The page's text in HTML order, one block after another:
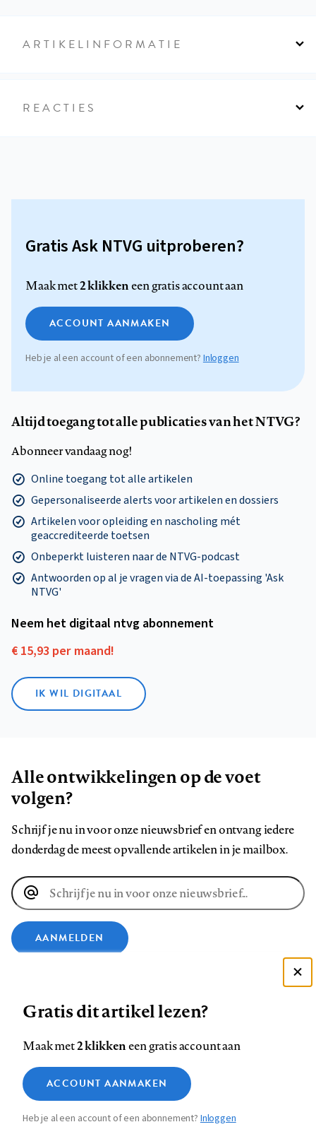
ARTIKELINFORMATIE
REACTIES
Gratis Ask NTVG uitproberen?
Maak met2 klikkeneen gratis account aan
ACCOUNT AANMAKEN
Heb je al een account of een abonnement?Inloggen
Altijd toegang tot alle publicaties van het NTVG?
Abonneer vandaag nog!
Online toegang tot alle artikelen
Gepersonaliseerde alerts voor artikelen en dossiers
Artikelen voor opleiding en nascholing mét
geaccrediteerde toetsen
Onbeperkt luisteren naar de NTVG-podcast
Antwoorden op al je vragen via de AI-toepassing 'Ask
NTVG'
Neem het digitaal ntvg abonnement
€ 15,93 per maand!
IK WIL DIGITAAL
Alle ontwikkelingen op de voet
volgen?
Schrijf je nu in voor onze nieuwsbrief en ontvang iedere
donderdag de meest opvallende artikelen in je mailbox.
E-
mailadres
AANMELDEN
ons
op
Facebook
ons
ons
ons
Instagram
ons
op
YouTube
ons
Footer
navigation
Contact Colofon Disclaimer Privacy
Medische vragen verdienen
betrouwbare antwoorden
Gratis dit artikel lezen?
Maak met2 klikkeneen gratis account aan
ACCOUNT AANMAKEN
Heb je al een account of een abonnement?Inloggen
Zie onze cookie policy
Analytische cookies
Marketing cookies